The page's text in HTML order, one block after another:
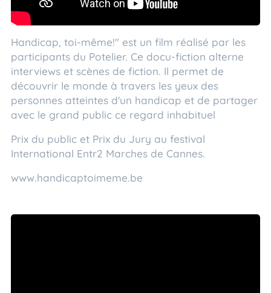
Handicap, toi-même!" est un film réalisé par les
participants du Potelier. Ce docu-fiction alterne
interviews et scènes de fiction. Il permet de
découvrir le monde à travers les yeux des
personnes atteintes d'un handicap et de partager
avec le grand public ce regard inhabituel
Prix du public et Prix du Jury au festival
International Entr2 Marches de Cannes.
www.handicaptoimeme.be